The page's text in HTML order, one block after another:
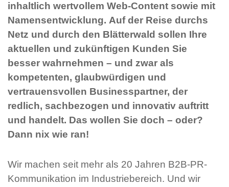
inhaltlich wertvollem Web-Content sowie mit
Namensentwicklung. Auf der Reise durchs
Netz und durch den Blätterwald sollen Ihre
aktuellen und zukünftigen Kunden Sie
besser wahrnehmen – und zwar als
kompetenten, glaubwürdigen und
vertrauensvollen Businesspartner, der
redlich, sachbezogen und innovativ auftritt
und handelt. Das wollen Sie doch – oder?
Dann nix wie ran!
Wir machen seit mehr als 20 Jahren B2B-PR-
Kommunikation im Industriebereich. Und wir